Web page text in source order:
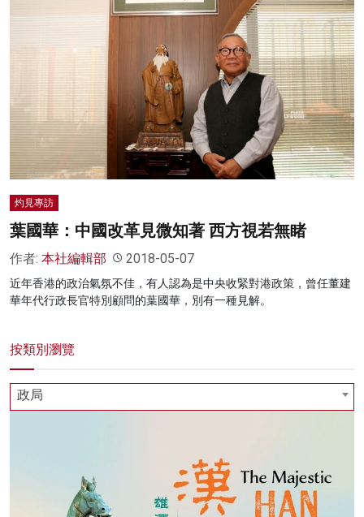
灼見專訪
葉國華：中國改革見微知著 西方視若無睹
作者: 本社編輯部 2018-05-07
近年香港的政治氣氛不佳，有人認為是中央收緊對港政策，曾任董建
華年代行政長官特別顧問的葉國華，別有一種見解。
按類別瀏覽
政局